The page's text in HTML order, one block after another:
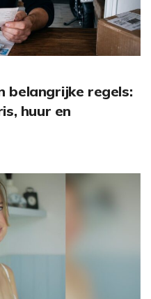
belangrijke regels:
huur en